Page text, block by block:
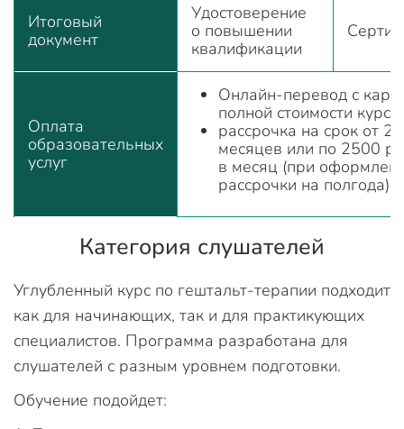
Итоговый
документ
Удостоверение
о повышении
квалификации
Оплата
образовательных
услуг
Онлайн-перевод с
полной стоимости курса;
рассрочка на срок от 2-
месяцев или по 2500
в месяц (при
рассрочки на полгода)
Категория слушателей
Углубленный курс по гештальт-терапии подходит
как для начинающих, так и для практикующих
специалистов. Программа разработана для
слушателей с разным уровнем подготовки.
Обучение подойдет: